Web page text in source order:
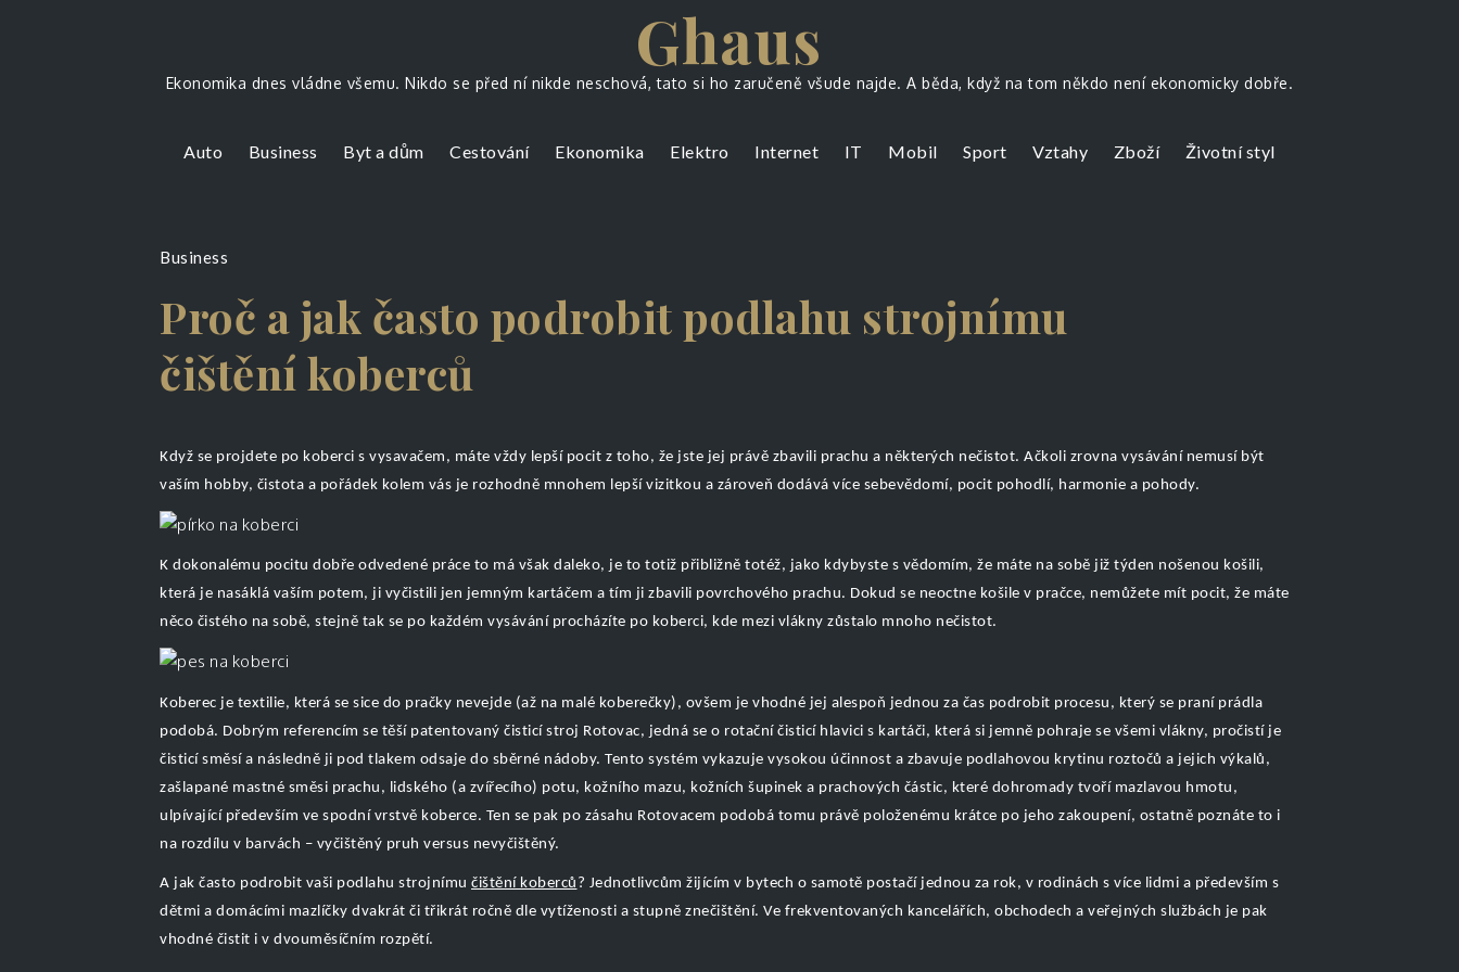
Ghaus
Ekonomika dnes vládne všemu. Nikdo se před ní nikde neschová, tato si ho zaručeně všude najde. A běda, když na tom někdo není ekonomicky dobře.
Auto Business Byt a dům Cestování Ekonomika Elektro Internet IT Mobil Sport Vztahy Zboží Životní styl
Business
Proč a jak často podrobit podlahu strojnímu
čištění koberců
Když se projdete po koberci s vysavačem, máte vždy lepší pocit z toho, že jste jej právě zbavili prachu a některých nečistot. Ačkoli zrovna vysávání nemusí být
vaším hobby, čistota a pořádek kolem vás je rozhodně mnohem lepší vizitkou a zároveň dodává více sebevědomí, pocit pohodlí, harmonie a pohody.
K dokonalému pocitu dobře odvedené práce to má však daleko, je to totiž přibližně totéž, jako kdybyste s vědomím, že máte na sobě již týden nošenou košili,
která je nasáklá vaším potem, ji vyčistili jen jemným kartáčem a tím ji zbavili povrchového prachu. Dokud se neoctne košile v pračce, nemůžete mít pocit, že máte
něco čistého na sobě, stejně tak se po každém vysávání procházíte po koberci, kde mezi vlákny zůstalo mnoho nečistot.
Koberec je textilie, která se sice do pračky nevejde (až na malé koberečky), ovšem je vhodné jej alespoň jednou za čas podrobit procesu, který se praní prádla
podobá. Dobrým referencím se těší patentovaný čisticí stroj Rotovac, jedná se o rotační čisticí hlavici s kartáči, která si jemně pohraje se všemi vlákny, pročistí je
čisticí směsí a následně ji pod tlakem odsaje do sběrné nádoby. Tento systém vykazuje vysokou účinnost a zbavuje podlahovou krytinu roztočů a jejich výkalů,
zašlapané mastné směsi prachu, lidského (a zvířecího) potu, kožního mazu, kožních šupinek a prachových částic, které dohromady tvoří mazlavou hmotu,
ulpívající především ve spodní vrstvě koberce. Ten se pak po zásahu Rotovacem podobá tomu právě položenému krátce po jeho zakoupení, ostatně poznáte to i
na rozdílu v barvách – vyčištěný pruh versus nevyčištěný.
A jak často podrobit vaši podlahu strojnímu čištění koberců ? Jednotlivcům žijícím v bytech o samotě postačí jednou za rok, v rodinách s více lidmi a především s
dětmi a domácími mazlíčky dvakrát či třikrát ročně dle vytíženosti a stupně znečištění. Ve frekventovaných kancelářích, obchodech a veřejných službách je pak
vhodné čistit i v dvouměsíčním rozpětí.